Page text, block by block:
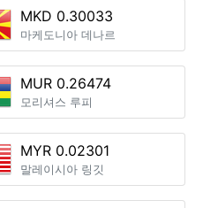
MKD 0.30033
마케도니아 데나르
MUR 0.26474
모리셔스 루피
MYR 0.02301
말레이시아 링깃